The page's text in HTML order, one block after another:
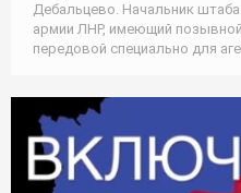
Дебальцево. Начальник
армии ЛНР, имеющий
передовой специально для